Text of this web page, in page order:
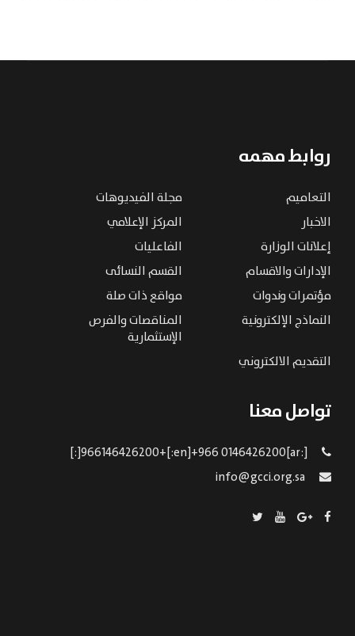
روابط مهمه
التعاميم
مجلة الفيديوهات
الاخبار
المركز الإعلامي
إعلانات الوزارة
الفاعليات
الإدارات والاقسام
القسم النسائى
مؤتمرات وندوات
مواقع ذات صلة
النماذج الإلكترونية
المناقصات والفرص
الإستثمارية
التقديم الالكتروني
تواصل معنا
[:ar]966146426200+[:en]+966 0146426200[:]